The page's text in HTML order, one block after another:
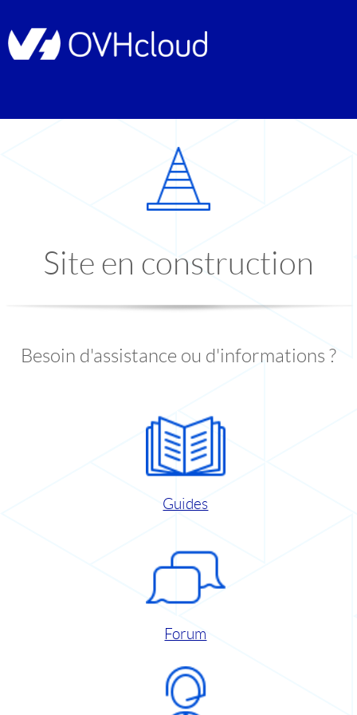
Site en construction
Besoin d'assistance ou d'informations ?
Guides
Forum